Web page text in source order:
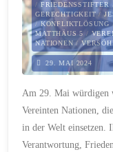
/ FRIEDENSSTIFTER
GERECHTIGKEIT/
/ KONFLIKTLÖSUNG
MATTHÄUS 5 /
NATIONEN/
29. MAI 2024
Am 29. Mai würdigen
Vereinten Nationen,
in der Welt einsetzen.
Verantwortung,